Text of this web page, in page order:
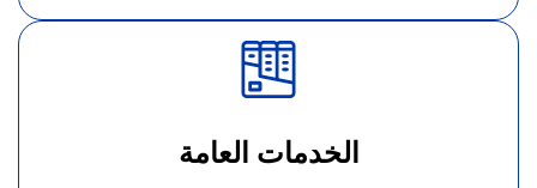
الخدمات العامة